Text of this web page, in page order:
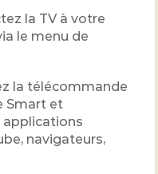
la TV à votre
le menu de
la télécommande
Smart et
applications
navigateurs,